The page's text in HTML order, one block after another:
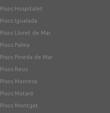
Pisos Hospitalet
Pisos Igualada
Pisos Lloret de Mar
Pisos Palma
Pisos Pineda de Mar
Pisos Reus
Pisos Manresa
Pisos Mataró
Pisos Montgat